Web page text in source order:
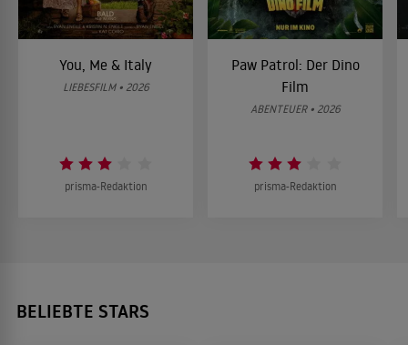
You, Me & Italy
LIEBESFILM • 2026
prisma-Redaktion
Paw Patrol: Der Dino
Film
ABENTEUER • 2026
prisma-Redaktion
BELIEBTE STARS